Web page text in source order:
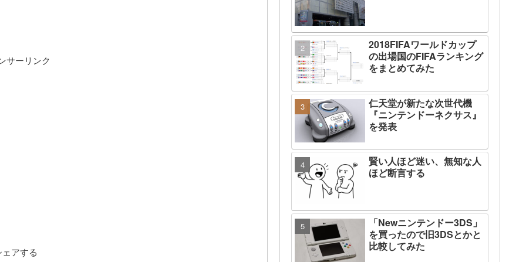
サーリンク
アする
2018FIFAワールドカップ
の出場国のFIFAランキング
をまとめてみた
仁天堂が新たな次世代機
『ニンテンドーネクサス』
を発表
賢い人ほど迷い、無知な人
ほど断言する
「Newニンテンドー3DS」
を買ったので旧3DSとかと
比較してみた